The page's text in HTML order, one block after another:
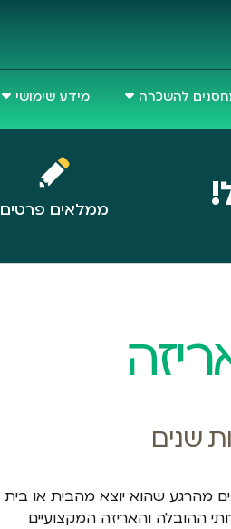
להשכרה מידע שימושי
ממלאים פרטים
שנים
מהרגע שהוא יוצא מהבית או בית
ההובלה והאריזה המקצועיים